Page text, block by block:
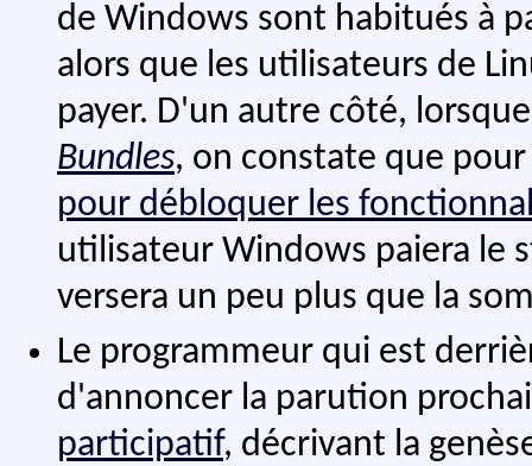
de Windows sont habitués à
alors que les utilisateurs de
payer. D'un autre côté,
Bundles, on constate que
pour débloquer les
utilisateur Windows paiera le
versera un peu plus que la
Le programmeur qui est
d'annoncer la parution
participatif, décrivant la